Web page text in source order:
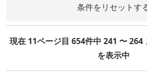
条件をリセットす
現在 11ページ目 654件中 241 〜 264
を表示中